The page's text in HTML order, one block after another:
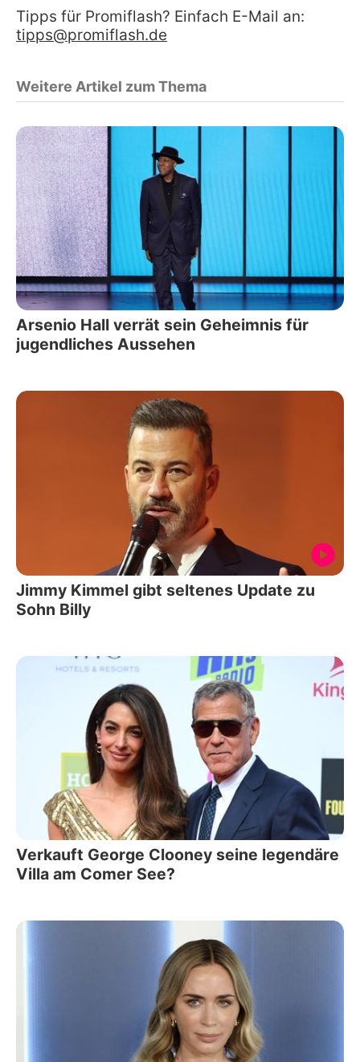
Tipps für Promiflash? Einfach E-Mail an:
tipps@promiflash.de
Weitere Artikel zum Thema
Arsenio Hall verrät sein Geheimnis für
jugendliches Aussehen
Jimmy Kimmel gibt seltenes Update zu
Sohn Billy
Verkauft George Clooney seine legendäre
Villa am Comer See?